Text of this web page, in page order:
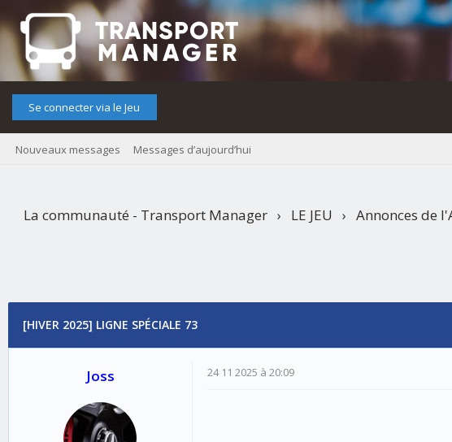
Se connecter via le Jeu
Nouveaux messages Messages d’aujourd’hui
La communauté - Transport Manager › LE JEU › Annonces de
[HIVER 2025] LIGNE SPÉCIALE 73
Joss 24 11 2025 à 20:09